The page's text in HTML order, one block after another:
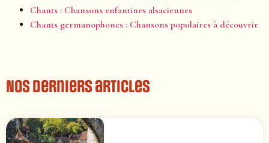
Chants : Chansons enfantines alsaciennes
Chants germanophones : Chansons populaires à découvrir
Nos derniers articles